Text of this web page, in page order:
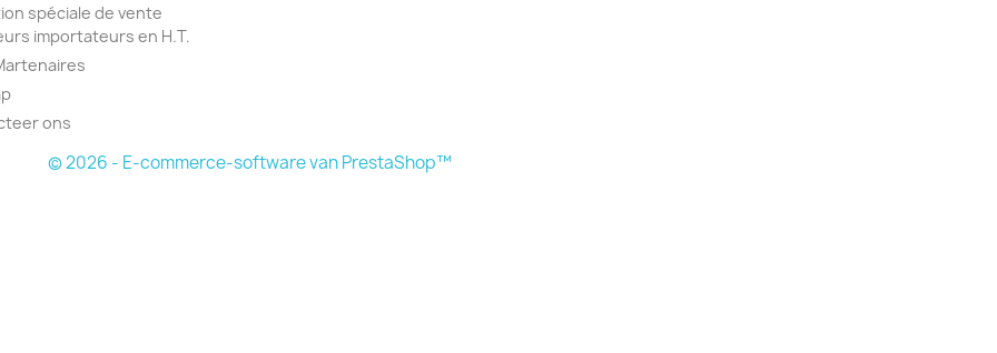
spéciale de vente
importateurs en H.T.
ons
© 2026 - E-commerce-software van PrestaShop™